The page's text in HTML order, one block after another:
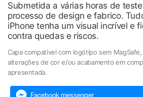
Submetida a várias horas de
processo de design e fabrico.
iPhone tenha um visual incrível e
contra quedas e riscos.
Capa compatível com logótipo sem
alterações de cor e/ou acabamento em
apresentada.
Facebook messenger